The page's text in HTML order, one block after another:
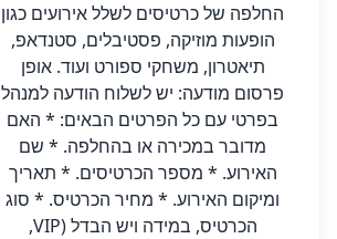
החלפה של כרטיסים לשלל אירועים כגון
הופעות מוזיקה, פסטיבלים, סטנדאפ,
תיאטרון, משחקי ספורט ועוד. אופן
פרסום מודעה: יש לשלוח הודעה למנהל
בפרטי עם כל הפרטים הבאים: * האם
מדובר במכירה או בהחלפה. * שם
האירוע. * מספר הכרטיסים. * תאריך
ומיקום האירוע. * מחיר הכרטיס. * סוג
הכרטיס, במידה ויש הבדל (VIP,